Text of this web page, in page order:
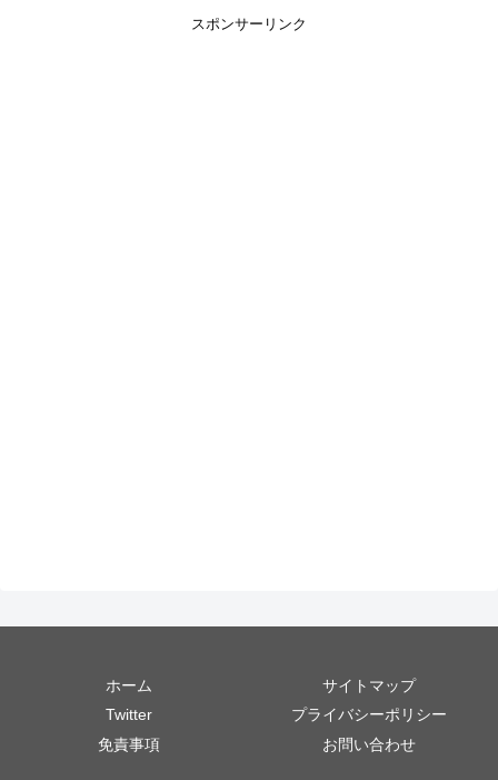
スポンサーリンク
ホーム
サイトマップ
Twitter
プライバシーポリシー
免責事項
お問い合わせ